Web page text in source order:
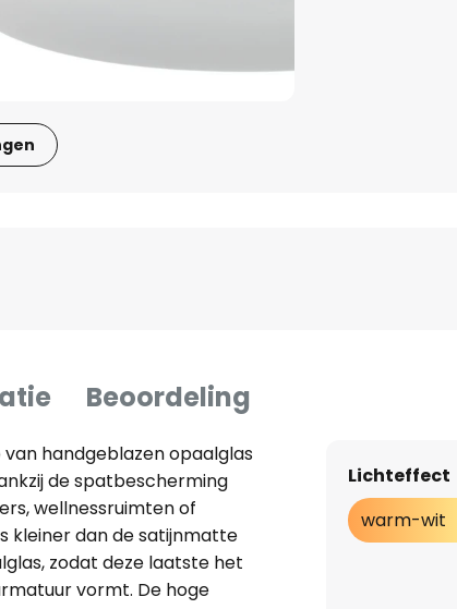
Beoordeling
handgeblazen opaalglas
de spatbescherming
wellnessruimten of
kleiner dan de satijnmatte
zodat deze laatste het
vormt. De hoge
Lichteffect
warm-wit